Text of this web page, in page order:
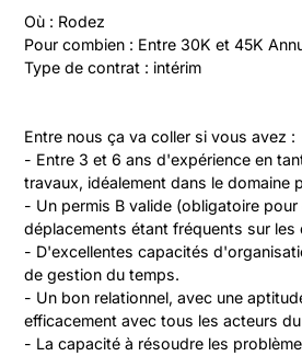
Où : Rodez
Pour combien : Entre 30K et 45K
Type de contrat : intérim
Entre nous ça va coller si vous avez :
- Entre 3 et 6 ans d'expérience en
travaux, idéalement dans le domaine
- Un permis B valide (obligatoire
déplacements étant fréquents sur les
- D'excellentes capacités
de gestion du temps.
- Un bon relationnel, avec une
efficacement avec tous les acteurs
- La capacité à résoudre les